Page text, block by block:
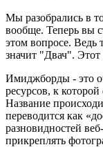
Мы разобрались в
вообще. Теперь вы
этом вопросе. Ведь
значит "Двач". Этот
Имиджборды - это
ресурсов, к
Название
переводится как
разновидностей
прикреплять